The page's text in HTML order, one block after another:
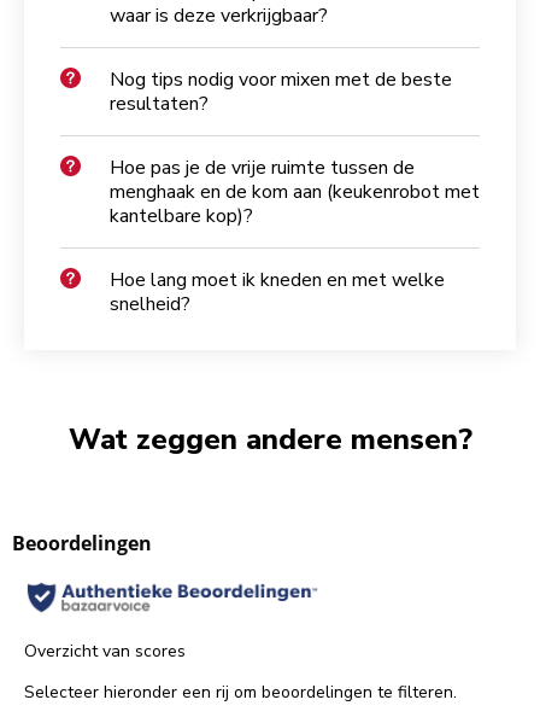
waar is deze verkrijgbaar?
Nog tips nodig voor mixen met de beste
resultaten?
Hoe pas je de vrije ruimte tussen de
menghaak en de kom aan (keukenrobot met
kantelbare kop)?
Hoe lang moet ik kneden en met welke
snelheid?
Wat zeggen andere mensen?